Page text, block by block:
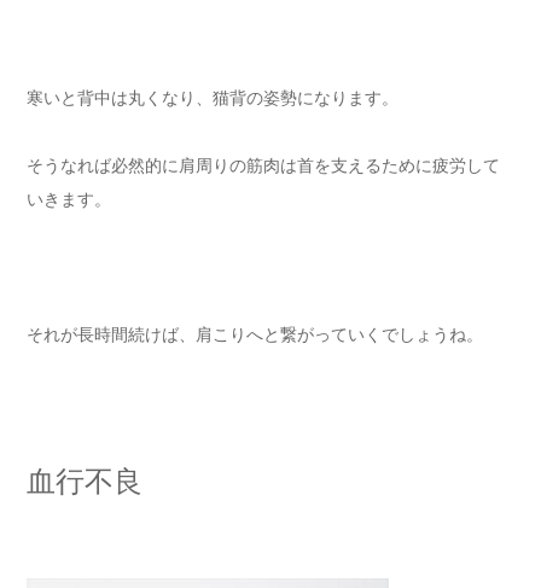
寒いと背中は丸くなり、猫背の姿勢になります。
そうなれば必然的に肩周りの筋肉は首を支えるために疲労して
いきます。
それが長時間続けば、肩こりへと繋がっていくでしょうね。
血行不良